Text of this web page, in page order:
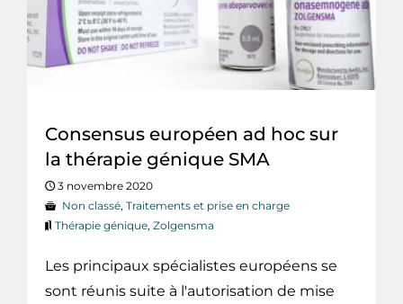
Consensus européen ad hoc sur
la thérapie génique SMA
3 novembre 2020
Non classé, Traitements et prise en charge
Thérapie génique, Zolgensma
Les principaux spécialistes européens se
sont réunis suite à l'autorisation de mise